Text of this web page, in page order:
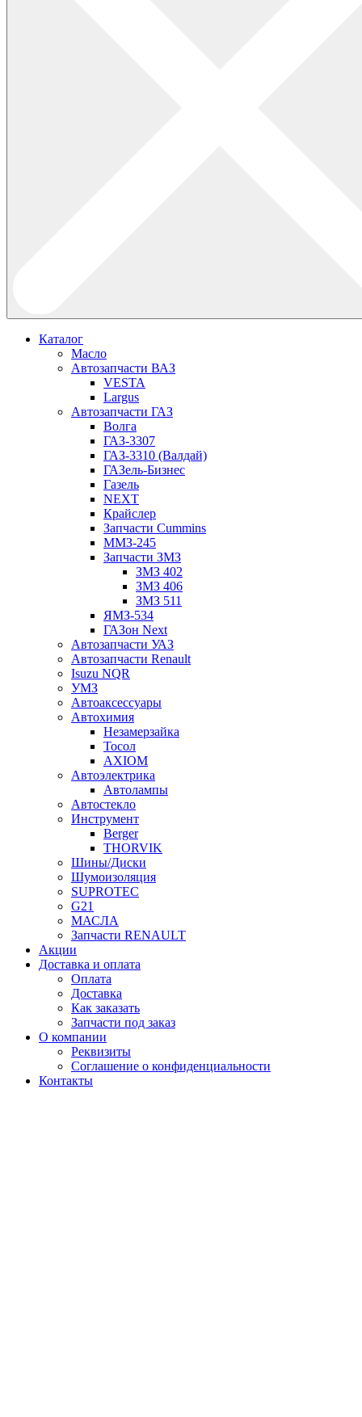
Каталог
Масло
Автозапчасти ВАЗ
VESTA
Largus
Автозапчасти ГАЗ
Волга
ГАЗ-3307
ГАЗ-3310 (Валдай)
ГАЗель-Бизнес
Газель
NEXT
Крайслер
Запчасти Cummins
ММЗ-245
Запчасти ЗМЗ
ЗМЗ 402
ЗМЗ 406
ЗМЗ 511
ЯМЗ-534
ГАЗон Next
Автозапчасти УАЗ
Автозапчасти Renault
Isuzu NQR
УМЗ
Автоаксессуары
Автохимия
Незамерзайка
Тосол
AXIOM
Автоэлектрика
Автолампы
Автостекло
Инструмент
Berger
THORVIK
Шины/Диски
Шумоизоляция
SUPROTEC
G21
МАСЛА
Запчасти RENAULT
Акции
Доставка и оплата
Оплата
Доставка
Как заказать
Запчасти под заказ
О компании
Реквизиты
Соглашение о конфиденциальности
Контакты